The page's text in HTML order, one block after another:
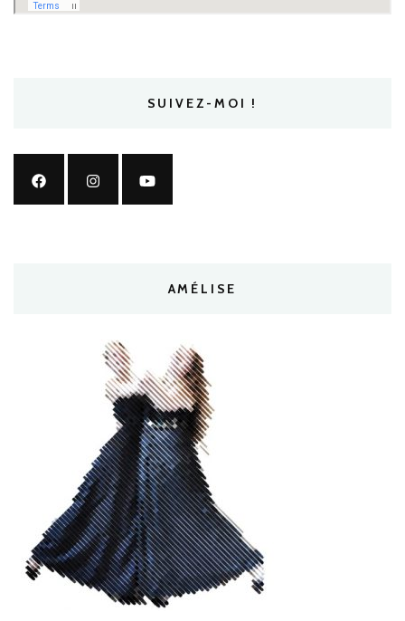
SUIVEZ-MOI !
AMÉLISE